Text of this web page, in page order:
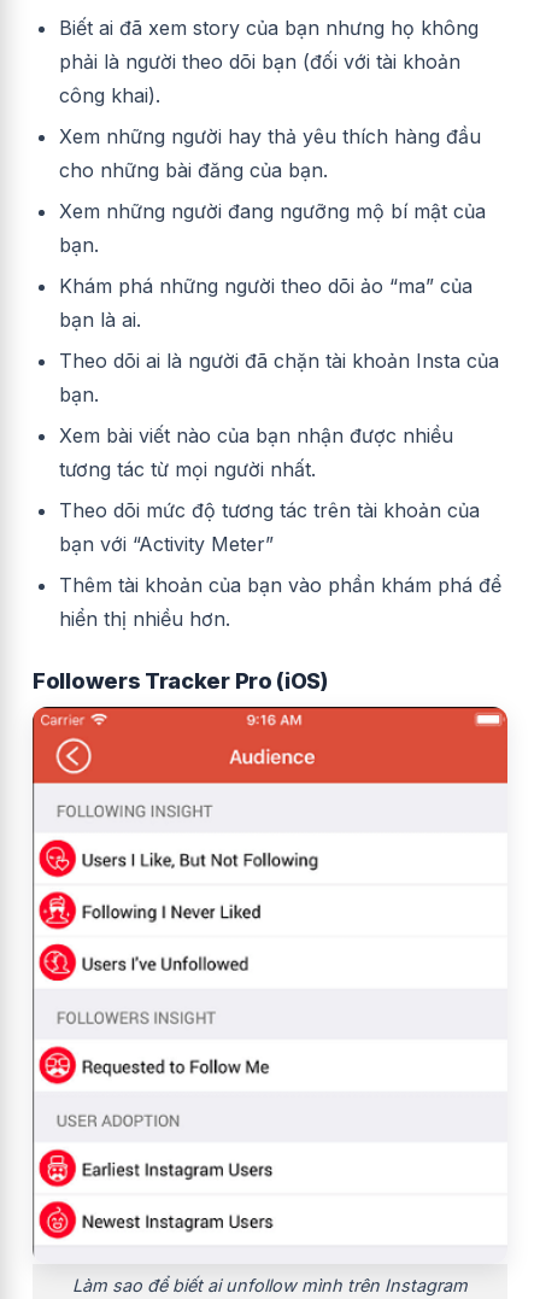
Biết ai đã xem story của bạn nhưng họ không
phải là người theo dõi bạn (đối với tài khoản
công khai).
Xem những người hay thả yêu thích hàng đầu
cho những bài đăng của bạn.
Xem những người đang ngưỡng mộ bí mật của
bạn.
Khám phá những người theo dõi ảo “ma” của
bạn là ai.
Theo dõi ai là người đã chặn tài khoản Insta của
bạn.
Xem bài viết nào của bạn nhận được nhiều
tương tác từ mọi người nhất.
Theo dõi mức độ tương tác trên tài khoản của
bạn với “Activity Meter”
Thêm tài khoản của bạn vào phần khám phá để
hiển thị nhiều hơn.
Followers Tracker Pro (iOS)
Làm sao để biết ai unfollow mình trên Instagram